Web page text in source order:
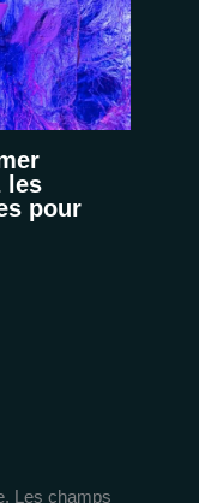
les
pour
Les champs